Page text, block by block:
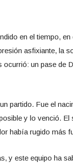
en el tiempo,
asfixiante, la
un pase de
partido. Fue el
y lo venció. El
había rugido más
y este equipo ha